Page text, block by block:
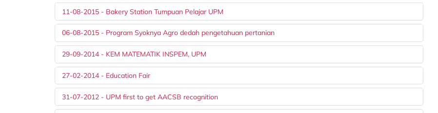
11-08-2015 - Bakery Station Tumpuan Pelajar UPM
06-08-2015 - Program Syoknya Agro dedah pengetahuan pertanian
29-09-2014 - KEM MATEMATIK INSPEM, UPM
27-02-2014 - Education Fair
31-07-2012 - UPM first to get AACSB recognition